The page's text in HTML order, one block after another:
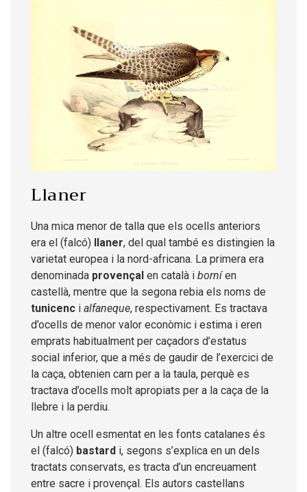
Llaner
Una mica menor de talla que els ocells anteriors
era el (falcó) llaner, del qual també es distingien la
varietat europea i la nord-africana. La primera era
denominada provençal en català i borníen
castellà, mentre que la segona rebia els noms de
tunicenc i alfaneque, respectivament. Es tractava
d’ocells de menor valor econòmic i estima i eren
emprats habitualment per caçadors d’estatus
social inferior, que a més de gaudir de l’exercici de
la caça, obtenien carn per a la taula, perquè es
tractava d’ocells molt apropiats per a la caça de la
llebre i la perdiu.
Un altre ocell esmentat en les fonts catalanes és
el (falcó) bastard i, segons s’explica en un dels
tractats conservats, es tracta d’un encreuament
entre sacre i provençal. Els autors castellans